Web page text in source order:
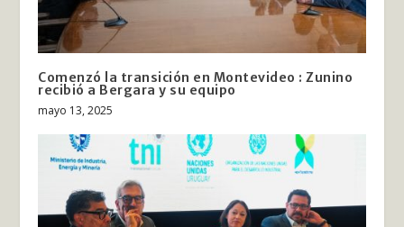
Comenzó la transición en Montevideo : Zunino
recibió a Bergara y su equipo
mayo 13, 2025